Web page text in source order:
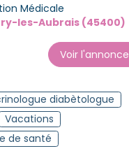
Médicale
les-Aubrais (45400)
Voir l'annonce
diabètologue
Vacations
de santé